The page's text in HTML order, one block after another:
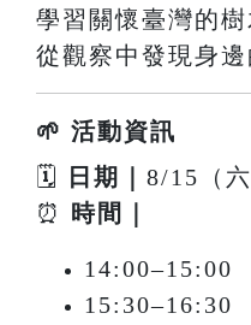
學習關懷臺灣的樹
從觀察中發現身
🌱 活動資訊
🗓
日期｜ 8/15（六
⏰
時間｜
14:00–15:00
15:30–16:30